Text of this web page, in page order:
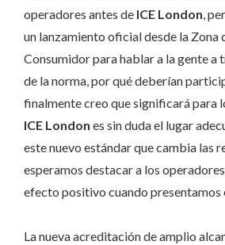
operadores antes de ICE London,
un lanzamiento oficial desde la Zona
Consumidor para hablar a la gente a
de la norma, por qué deberían
finalmente creo que significará para
ICE London es sin duda el lugar
este nuevo estándar que cambia las
esperamos destacar a los
efecto positivo cuando presentamos
La nueva acreditación de amplio